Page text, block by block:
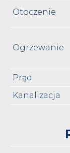
Otoczenie
Ogrzewanie
Prąd
Kanalizacja